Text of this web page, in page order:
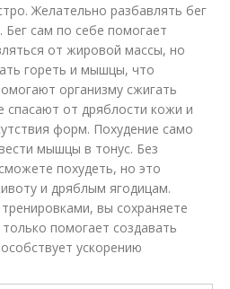
Желательно разбавлять бег
сам по себе помогает
от жировой массы, но
гореть и мышцы, что
организму сжигать
спасают от дряблости кожи и
форм. Похудение само
мышцы в тонус. Без
похудеть, но это
и дряблым ягодицам.
вы сохраняете
помогает создавать
ускорению